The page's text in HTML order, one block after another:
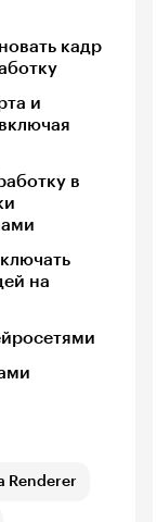
кадр
и
в
на
Renderer